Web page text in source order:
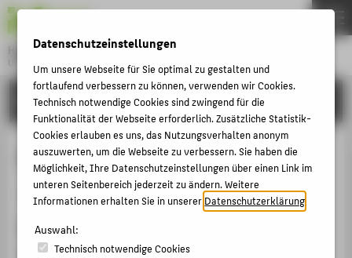
Hochschule für Technik und Wirtschaft Berlin
University of Applied Sciences
Menu
FORSCHUNG
Fault location
Patentanmeldung › Jahr der Anmeldung 30.12.2009
Zitation
Spott, Martin; Tateson, Richard; Thompson, Simon.
THEMEN
HOCHSCHULE
CAMPUS
STUDIUM
LEHRE
KARRIERE
Datenschutzeinstellungen
Um unsere Webseite für Sie optimal zu gestalten und
fortlaufend verbessern zu können, verwenden wir Cookies.
Technisch notwendige Cookies sind zwingend für die
Funktionalität der Webseite erforderlich. Zusätzliche Statistik-
Cookies erlauben es uns, das Nutzungsverhalten anonym
auszuwerten, um die Webseite zu verbessern. Sie haben die
Möglichkeit, Ihre Datenschutzeinstellungen über einen Link im
unteren Seitenbereich jederzeit zu ändern. Weitere
Informationen erhalten Sie in unsererDatenschutzerklärung
Auswahl:
Technisch notwendige Cookies